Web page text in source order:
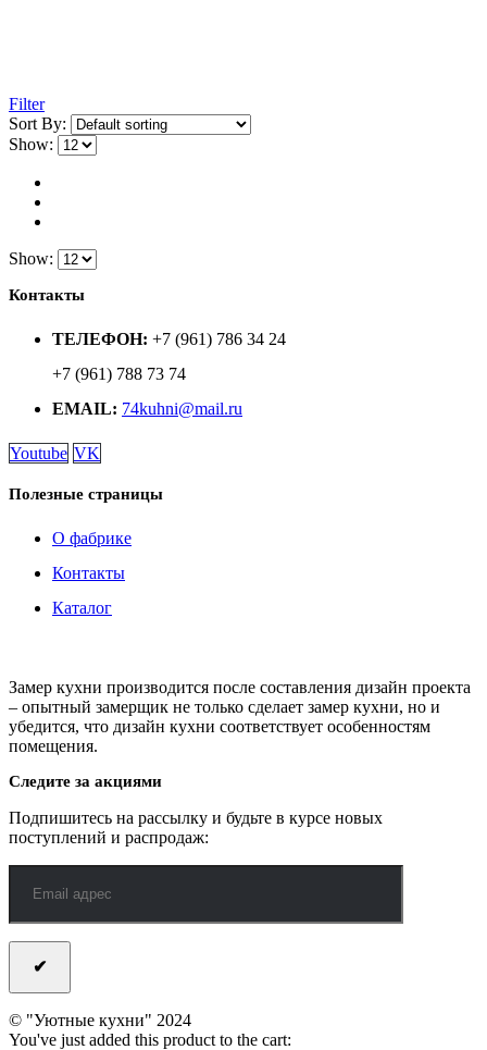
Filter
Sort By:
Show:
Show:
Контакты
ТЕЛЕФОН: +7 (961) 786 34 24
+7 (961) 788 73 74
EMAIL: 74kuhni@mail.ru
Youtube VK
Полезные страницы
О фабрике
Контакты
Каталог
Замер кухни производится после составления дизайн проекта
– опытный замерщик не только сделает замер кухни, но и
убедится, что дизайн кухни соответствует особенностям
помещения.
Следите за акциями
Подпишитесь на рассылку и будьте в курсе новых
поступлений и распродаж:
© "Уютные кухни" 2024
You've just added this product to the cart: